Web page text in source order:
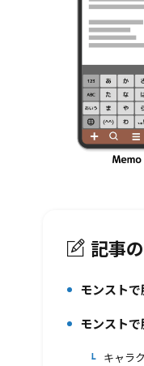
記事
モンスト
モンスト
2-1.キャラ